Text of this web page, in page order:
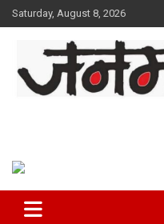
Skip
to
Saturday, August 8, 2026